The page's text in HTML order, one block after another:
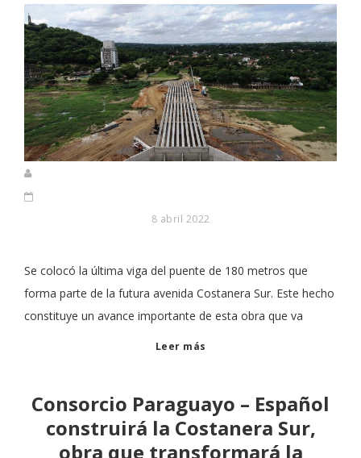
8 abril 2022
Se colocó la última viga del puente de 180 metros que
forma parte de la futura avenida Costanera Sur. Este hecho
constituye un avance importante de esta obra que va
Leer más
Consorcio Paraguayo – Español
construirá la Costanera Sur,
obra que transformará la